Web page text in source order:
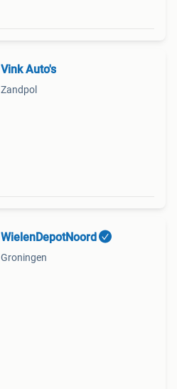
Vink Auto's
Zandpol
WielenDepotNoord
Groningen